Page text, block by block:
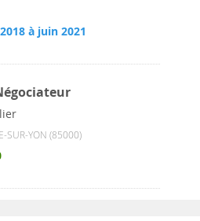
à juin 2021
SUR-YON (85000)